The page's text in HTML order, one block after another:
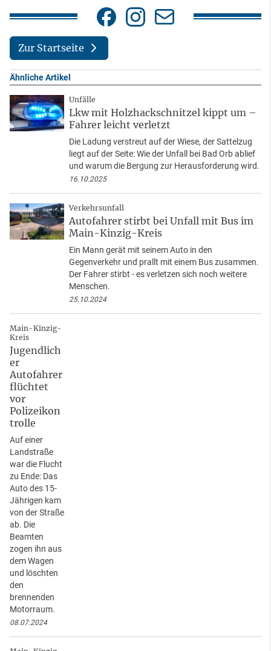
Zur Startseite
Ähnliche Artikel
Unfälle
Lkw mit Holzhackschnitzel kippt um –
Fahrer leicht verletzt
Die Ladung verstreut auf der Wiese, der Sattelzug
liegt auf der Seite: Wie der Unfall bei Bad Orb ablief
und warum die Bergung zur Herausforderung wird.
16.10.2025
Verkehrsunfall
Autofahrer stirbt bei Unfall mit Bus im
Main-Kinzig-Kreis
Ein Mann gerät mit seinem Auto in den
Gegenverkehr und prallt mit einem Bus zusammen.
Der Fahrer stirbt - es verletzen sich noch weitere
Menschen.
25.10.2024
Main-Kinzig-
Kreis
Jugendlich
er
Autofahrer
flüchtet
vor
Polizeikon
trolle
Auf einer
Landstraße
war die Flucht
zu Ende: Das
Auto des 15-
Jährigen kam
von der Straße
ab. Die
Beamten
zogen ihn aus
dem Wagen
und löschten
den
brennenden
Motorraum.
08.07.2024